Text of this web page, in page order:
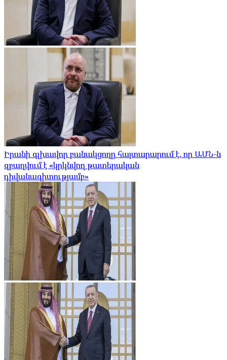
Իրանի գլխավոր բանակցողը հայտարարում է, որ ԱՄՆ-ն
զբաղվում է «կրկնվող թատերական
դիվանագիտությամբ»